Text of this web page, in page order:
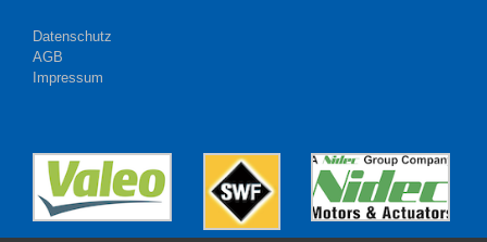
Datenschutz
AGB
Impressum